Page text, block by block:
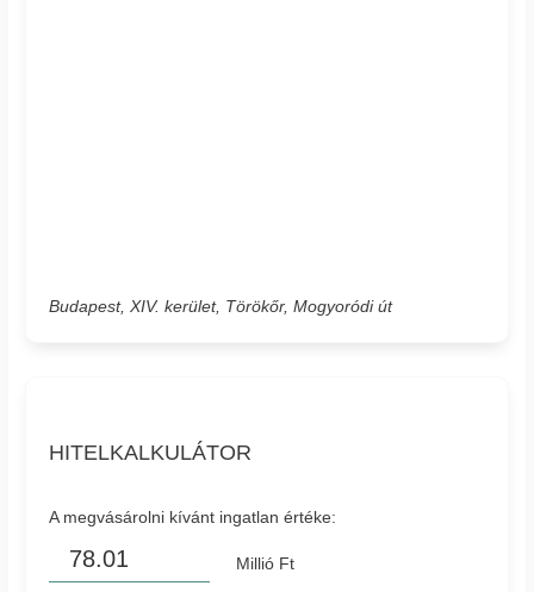
Budapest, XIV. kerület, Törökőr, Mogyoródi út
HITELKALKULÁTOR
A megvásárolni kívánt ingatlan értéke:
Millió Ft